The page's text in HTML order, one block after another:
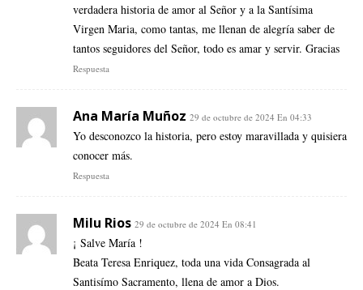
verdadera historia de amor al Señor y a la Santísima
Virgen Maria, como tantas, me llenan de alegría saber de
tantos seguidores del Señor, todo es amar y servir. Gracias
Respuesta
Ana María Muñoz 29 de octubre de 2024 En 04:33
Yo desconozco la historia, pero estoy maravillada y quisiera
conocer más.
Respuesta
Milu Rios 29 de octubre de 2024 En 08:41
¡ Salve María !
Beata Teresa Enriquez, toda una vida Consagrada al
Santisímo Sacramento, llena de amor a Dios.